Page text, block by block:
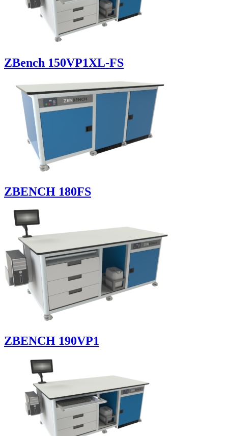
ZBench 150VP1XL-FS
ZBENCH 180FS
ZBENCH 190VP1